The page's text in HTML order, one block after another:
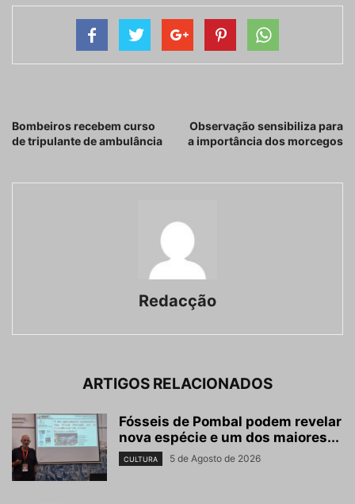
Bombeiros recebem curso
de tripulante de ambulância
Observação sensibiliza para
a importância dos morcegos
Redacção
ARTIGOS RELACIONADOS
Fósseis de Pombal podem revelar
nova espécie e um dos maiores...
CULTURA 5 de Agosto de 2026